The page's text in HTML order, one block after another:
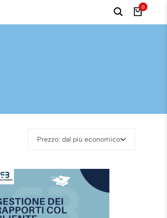
0
Prezzo: dal più economico